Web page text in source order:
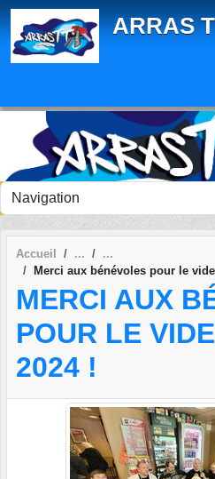
ARRAS
Accueil
Merci aux bénévoles pour le
MERCI AUX
POUR LE
2024 !
Panneau de gestion des cookies